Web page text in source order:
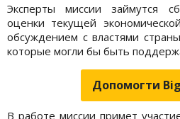
Эксперты миссии займутся
оценки текущей
обсуждением с властями
которые могли бы быть
Допомогти
В работе миссии примет